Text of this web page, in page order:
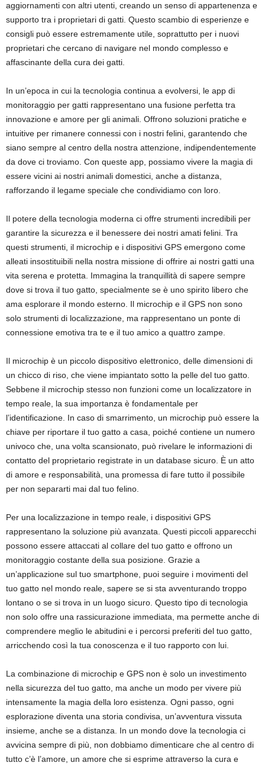
aggiornamenti con altri utenti, creando un senso di appartenenza e
supporto tra i proprietari di gatti. Questo scambio di esperienze e
consigli può essere estremamente utile, soprattutto per i nuovi
proprietari che cercano di navigare nel mondo complesso e
affascinante della cura dei gatti.
In un’epoca in cui la tecnologia continua a evolversi, le app di
monitoraggio per gatti rappresentano una fusione perfetta tra
innovazione e amore per gli animali. Offrono soluzioni pratiche e
intuitive per rimanere connessi con i nostri felini, garantendo che
siano sempre al centro della nostra attenzione, indipendentemente
da dove ci troviamo. Con queste app, possiamo vivere la magia di
essere vicini ai nostri animali domestici, anche a distanza,
rafforzando il legame speciale che condividiamo con loro.
Il potere della tecnologia moderna ci offre strumenti incredibili per
garantire la sicurezza e il benessere dei nostri amati felini. Tra
questi strumenti, il microchip e i dispositivi GPS emergono come
alleati insostituibili nella nostra missione di offrire ai nostri gatti una
vita serena e protetta. Immagina la tranquillità di sapere sempre
dove si trova il tuo gatto, specialmente se è uno spirito libero che
ama esplorare il mondo esterno. Il microchip e il GPS non sono
solo strumenti di localizzazione, ma rappresentano un ponte di
connessione emotiva tra te e il tuo amico a quattro zampe.
Il microchip è un piccolo dispositivo elettronico, delle dimensioni di
un chicco di riso, che viene impiantato sotto la pelle del tuo gatto.
Sebbene il microchip stesso non funzioni come un localizzatore in
tempo reale, la sua importanza è fondamentale per
l’identificazione. In caso di smarrimento, un microchip può essere la
chiave per riportare il tuo gatto a casa, poiché contiene un numero
univoco che, una volta scansionato, può rivelare le informazioni di
contatto del proprietario registrate in un database sicuro. È un atto
di amore e responsabilità, una promessa di fare tutto il possibile
per non separarti mai dal tuo felino.
Per una localizzazione in tempo reale, i dispositivi GPS
rappresentano la soluzione più avanzata. Questi piccoli apparecchi
possono essere attaccati al collare del tuo gatto e offrono un
monitoraggio costante della sua posizione. Grazie a
un’applicazione sul tuo smartphone, puoi seguire i movimenti del
tuo gatto nel mondo reale, sapere se si sta avventurando troppo
lontano o se si trova in un luogo sicuro. Questo tipo di tecnologia
non solo offre una rassicurazione immediata, ma permette anche di
comprendere meglio le abitudini e i percorsi preferiti del tuo gatto,
arricchendo così la tua conoscenza e il tuo rapporto con lui.
La combinazione di microchip e GPS non è solo un investimento
nella sicurezza del tuo gatto, ma anche un modo per vivere più
intensamente la magia della loro esistenza. Ogni passo, ogni
esplorazione diventa una storia condivisa, un’avventura vissuta
insieme, anche se a distanza. In un mondo dove la tecnologia ci
avvicina sempre di più, non dobbiamo dimenticare che al centro di
tutto c’è l’amore, un amore che si esprime attraverso la cura e